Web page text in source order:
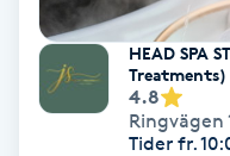
Picolaser
Piercing
HEAD SPA
Treatments)
4.8
Ringvägen
Tider fr.